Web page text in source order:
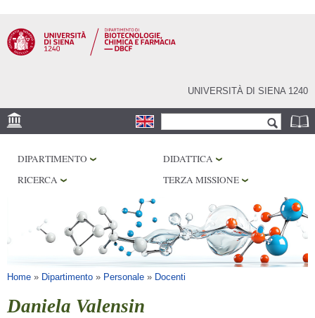
contenuto
principale
UNIVERSITÀ DI SIENA 1240
Form di ricerca
CENTRI DI RICERCA
BIBLIOTECHE
DIPARTIMENTO
DIDATTICA
RICERCA
TERZA MISSIONE
Tu sei qui
Home » Dipartimento » Personale » Docenti
Daniela Valensin